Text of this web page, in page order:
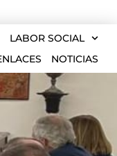
LABOR SOCIAL
NOTICIAS